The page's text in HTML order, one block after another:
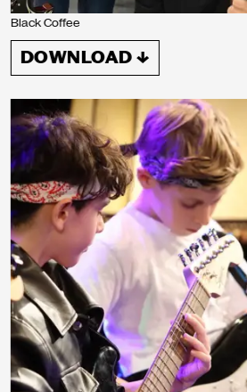
Black Coffee
DOWNLOAD ↓